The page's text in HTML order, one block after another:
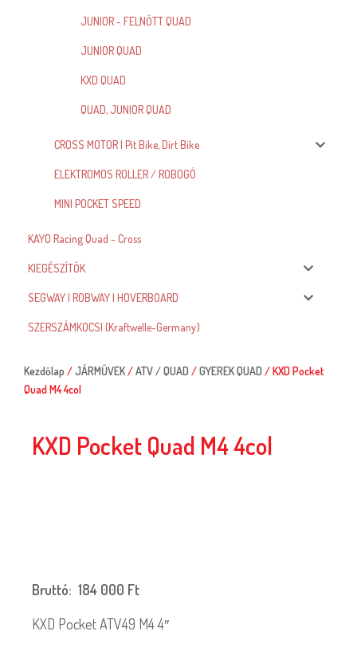
JUNIOR - FELNŐTT QUAD
JUNIOR QUAD
KXD QUAD
QUAD, JUNIOR QUAD
CROSS MOTOR | Pit Bike, Dirt Bike
ELEKTROMOS ROLLER / ROBOGÓ
MINI POCKET SPEED
KAYO Racing Quad - Cross
KIEGÉSZÍTŐK
SEGWAY | ROBWAY | HOVERBOARD
SZERSZÁMKOCSI (Kraftwelle-Germany)
Kezdőlap /JÁRMŰVEK /ATV / QUAD /GYEREK QUAD / KXD Pocket
Quad M4 4col
KXD Pocket Quad M4 4col
Bruttó: 184 000 Ft
KXD Pocket ATV49 M4 4″